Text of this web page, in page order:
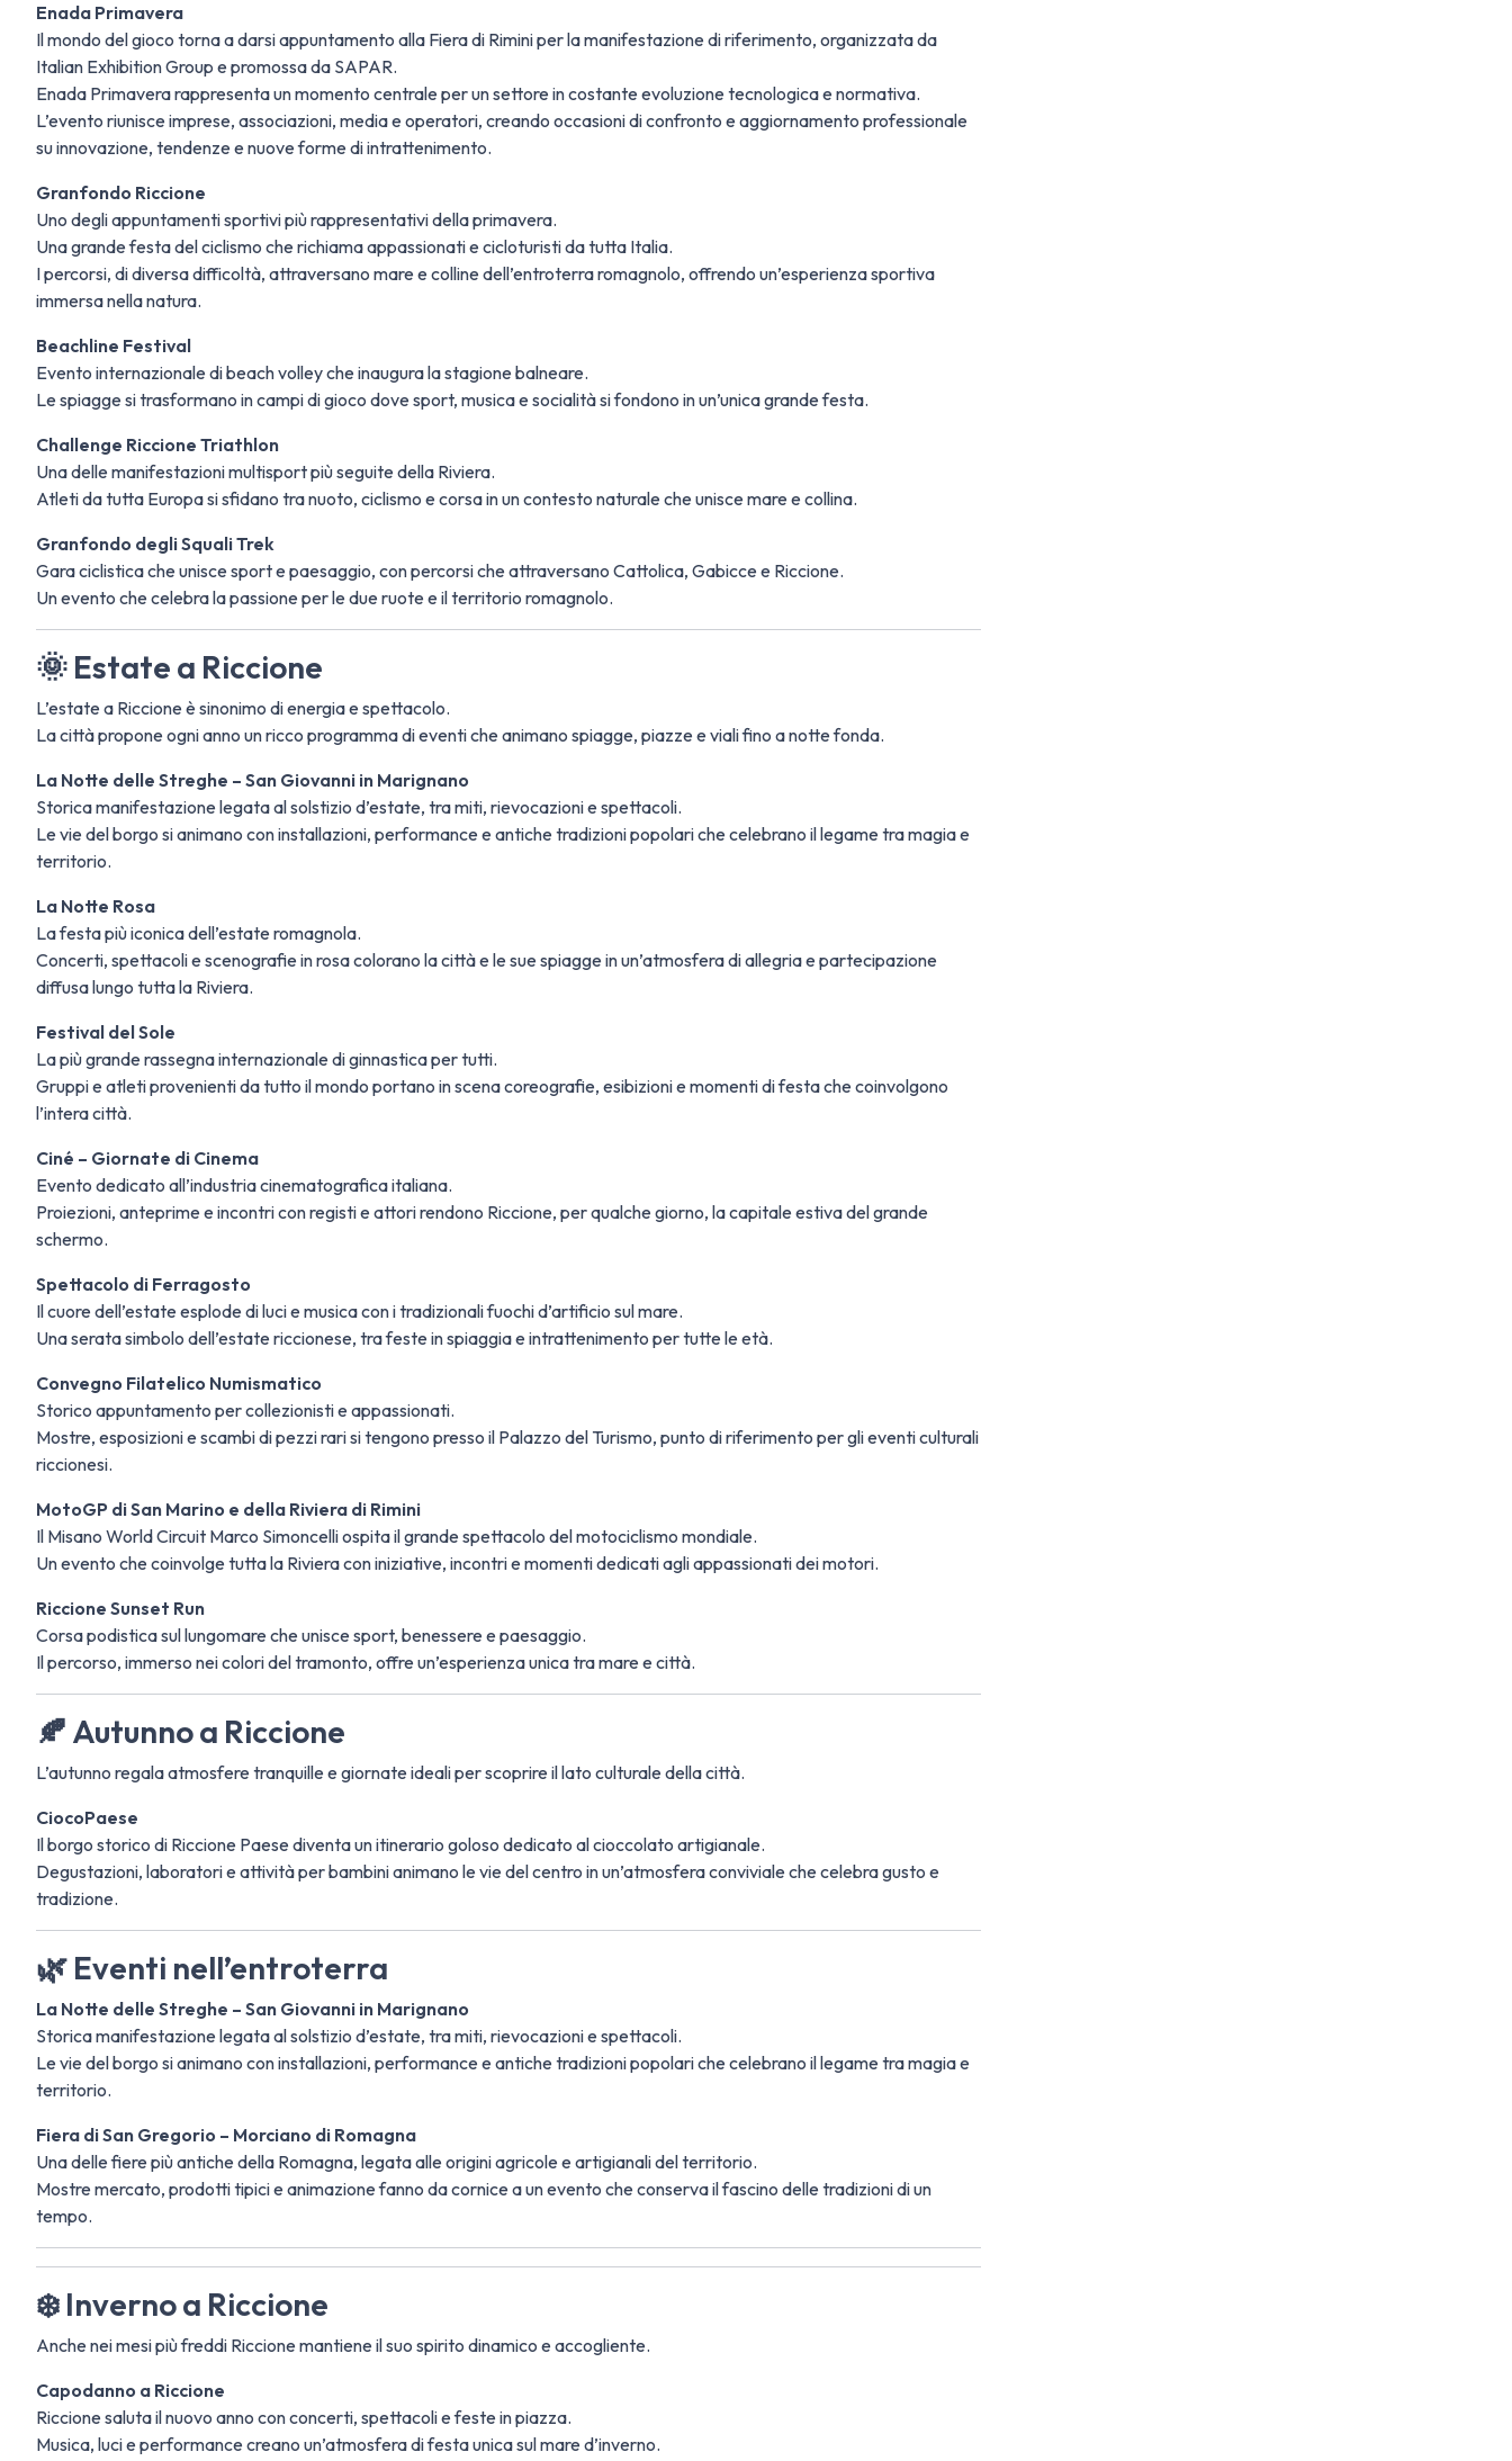
Enada Primavera
Il mondo del gioco torna a darsi appuntamento alla Fiera di Rimini per la manifestazione di riferimento, organizzata da
Italian Exhibition Group e promossa da SAPAR.
Enada Primavera rappresenta un momento centrale per un settore in costante evoluzione tecnologica e normativa.
L’evento riunisce imprese, associazioni, media e operatori, creando occasioni di confronto e aggiornamento professionale
su innovazione, tendenze e nuove forme di intrattenimento.
Granfondo Riccione
Uno degli appuntamenti sportivi più rappresentativi della primavera.
Una grande festa del ciclismo che richiama appassionati e cicloturisti da tutta Italia.
I percorsi, di diversa difficoltà, attraversano mare e colline dell’entroterra romagnolo, offrendo un’esperienza sportiva
immersa nella natura.
Beachline Festival
Evento internazionale di beach volley che inaugura la stagione balneare.
Le spiagge si trasformano in campi di gioco dove sport, musica e socialità si fondono in un’unica grande festa.
Challenge Riccione Triathlon
Una delle manifestazioni multisport più seguite della Riviera.
Atleti da tutta Europa si sfidano tra nuoto, ciclismo e corsa in un contesto naturale che unisce mare e collina.
Granfondo degli Squali Trek
Gara ciclistica che unisce sport e paesaggio, con percorsi che attraversano Cattolica, Gabicce e Riccione.
Un evento che celebra la passione per le due ruote e il territorio romagnolo.
🌞 Estate a Riccione
L’estate a Riccione è sinonimo di energia e spettacolo.
La città propone ogni anno un ricco programma di eventi che animano spiagge, piazze e viali fino a notte fonda.
La Notte delle Streghe – San Giovanni in Marignano
Storica manifestazione legata al solstizio d’estate, tra miti, rievocazioni e spettacoli.
Le vie del borgo si animano con installazioni, performance e antiche tradizioni popolari che celebrano il legame tra magia e
territorio.
La Notte Rosa
La festa più iconica dell’estate romagnola.
Concerti, spettacoli e scenografie in rosa colorano la città e le sue spiagge in un’atmosfera di allegria e partecipazione
diffusa lungo tutta la Riviera.
Festival del Sole
La più grande rassegna internazionale di ginnastica per tutti.
Gruppi e atleti provenienti da tutto il mondo portano in scena coreografie, esibizioni e momenti di festa che coinvolgono
l’intera città.
Ciné – Giornate di Cinema
Evento dedicato all’industria cinematografica italiana.
Proiezioni, anteprime e incontri con registi e attori rendono Riccione, per qualche giorno, la capitale estiva del grande
schermo.
Spettacolo di Ferragosto
Il cuore dell’estate esplode di luci e musica con i tradizionali fuochi d’artificio sul mare.
Una serata simbolo dell’estate riccionese, tra feste in spiaggia e intrattenimento per tutte le età.
Convegno Filatelico Numismatico
Storico appuntamento per collezionisti e appassionati.
Mostre, esposizioni e scambi di pezzi rari si tengono presso il Palazzo del Turismo, punto di riferimento per gli eventi culturali
riccionesi.
MotoGP di San Marino e della Riviera di Rimini
Il Misano World Circuit Marco Simoncelli ospita il grande spettacolo del motociclismo mondiale.
Un evento che coinvolge tutta la Riviera con iniziative, incontri e momenti dedicati agli appassionati dei motori.
Riccione Sunset Run
Corsa podistica sul lungomare che unisce sport, benessere e paesaggio.
Il percorso, immerso nei colori del tramonto, offre un’esperienza unica tra mare e città.
🍂 Autunno a Riccione
L’autunno regala atmosfere tranquille e giornate ideali per scoprire il lato culturale della città.
CiocoPaese
Il borgo storico di Riccione Paese diventa un itinerario goloso dedicato al cioccolato artigianale.
Degustazioni, laboratori e attività per bambini animano le vie del centro in un’atmosfera conviviale che celebra gusto e
tradizione.
🌿 Eventi nell’entroterra
La Notte delle Streghe – San Giovanni in Marignano
Storica manifestazione legata al solstizio d’estate, tra miti, rievocazioni e spettacoli.
Le vie del borgo si animano con installazioni, performance e antiche tradizioni popolari che celebrano il legame tra magia e
territorio.
Fiera di San Gregorio – Morciano di Romagna
Una delle fiere più antiche della Romagna, legata alle origini agricole e artigianali del territorio.
Mostre mercato, prodotti tipici e animazione fanno da cornice a un evento che conserva il fascino delle tradizioni di un
tempo.
❄️ Inverno a Riccione
Anche nei mesi più freddi Riccione mantiene il suo spirito dinamico e accogliente.
Capodanno a Riccione
Riccione saluta il nuovo anno con concerti, spettacoli e feste in piazza.
Musica, luci e performance creano un’atmosfera di festa unica sul mare d’inverno.